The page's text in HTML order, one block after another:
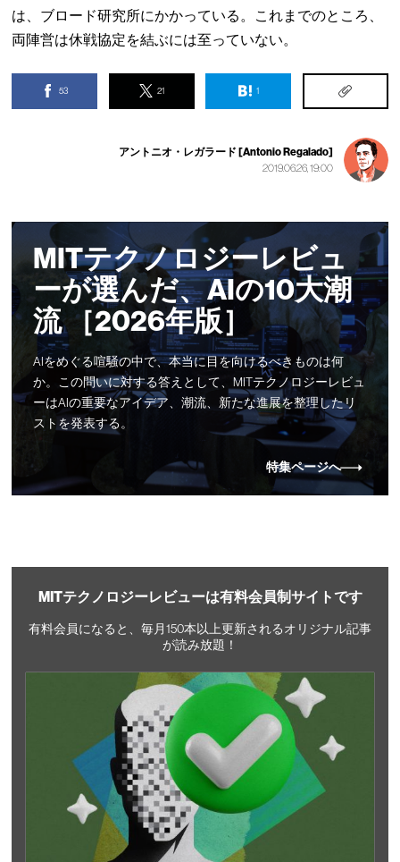
は、ブロード研究所にかかっている。これまでのところ、
両陣営は休戦協定を結ぶには至っていない。
53 21 1
アントニオ・レガラード [Antonio Regalado]
2019.06.26, 19:00
MITテクノロジーレビュ
ーが選んだ、AIの10大潮
流 ［2026年版］
AIをめぐる喧騒の中で、本当に目を向けるべきものは何
か。この問いに対する答えとして、MITテクノロジーレビュ
ーはAIの重要なアイデア、潮流、新たな進展を整理したリ
ストを発表する。
特集ページへ
MITテクノロジーレビューは有料会員制サイトです
有料会員になると、毎月150本以上更新されるオリジナル記事
が読み放題！